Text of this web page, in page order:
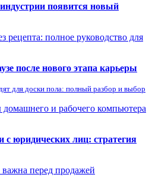
появится новый
рецепта: полное руководство для
после нового этапа карьеры
для доски пола: полный разбор и выбор
и рабочего компьютера
с юридических лиц: стратегия
перед продажей